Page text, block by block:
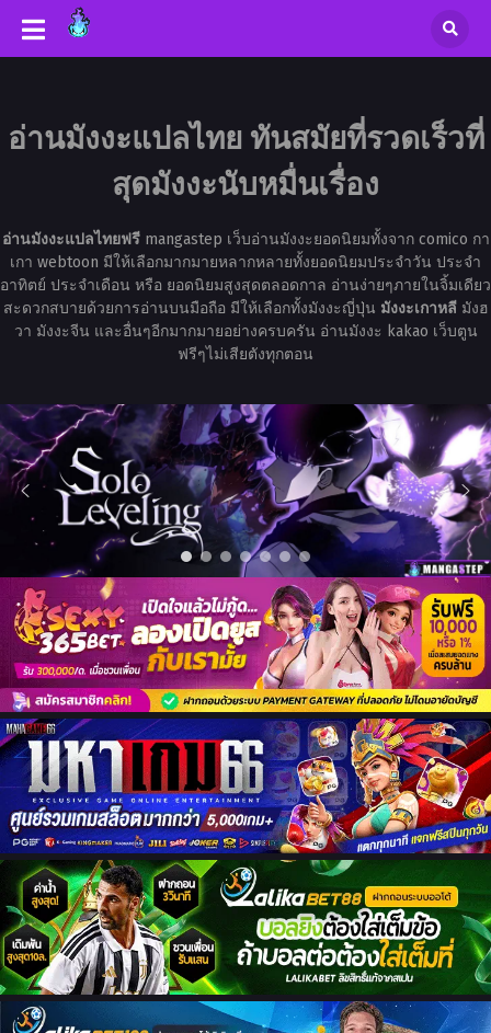
อ่านมังงะแปลไทย ทันสมัยที่รวดเร็วที่
สุดมังงะนับหมื่นเรื่อง
อ่านมังงะแปลไทยฟรีmangastep เว็บอ่านมังงะยอดนิยมทั้งจาก comico กา
เกา webtoon มีให้เลือกมากมายหลากหลายทั้งยอดนิยมประจำวัน ประจำ
อาทิตย์ ประจำเดือน หรือ ยอดนิยมสูงสุดตลอดกาล อ่านง่ายๆภายในจิ้มเดียว
สะดวกสบายด้วยการอ่านบนมือถือ มีให้เลือกทั้งมังงะญี่ปุ่น มังงะเกาหลีมังฮ
วา มังงะจีน และอื่นๆอีกมากมายอย่างครบครัน อ่านมังงะ kakao เว็บตูน
ฟรีๆไม่เสียตังทุกตอน